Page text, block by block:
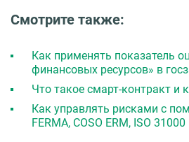
Смотрите также:
Как применять показатель
финансовых ресурсов» в
Что такое смарт-контракт и
Как управлять рисками с
FERMA, COSO ERM, ISO 31000